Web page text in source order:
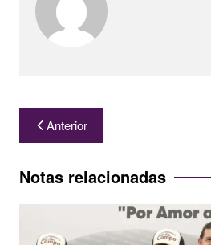
Navegación
de
entradas
Anterior
Notas relacionadas